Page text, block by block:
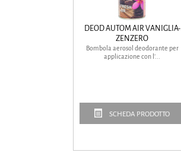
DEOD AUTOM AIR VANIGLIA-
ZENZERO
Bombola aerosol deodorante per
applicazione con l’...
SCHEDA PRODOTTO